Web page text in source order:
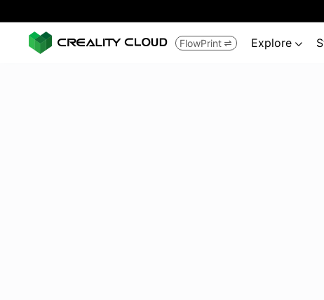
FlowPrint  Explore 